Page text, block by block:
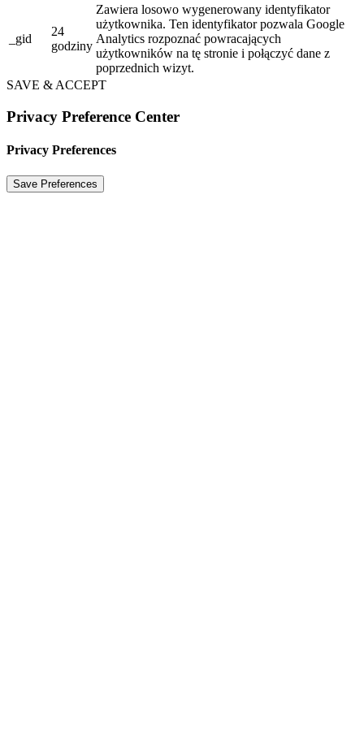
_gid
24
godziny
Zawiera losowo wygenerowany identyfikator
użytkownika. Ten identyfikator pozwala Google
Analytics rozpoznać powracających
użytkowników na tę stronie i połączyć dane z
poprzednich wizyt.
SAVE & ACCEPT
Privacy Preference Center
Privacy Preferences